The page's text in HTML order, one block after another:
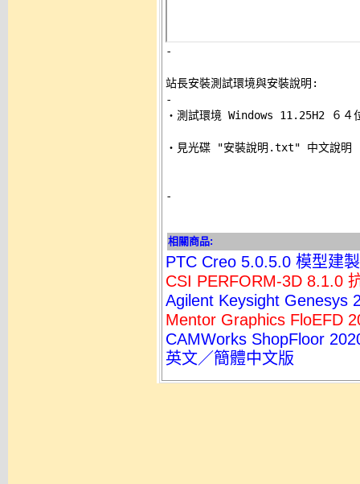
-
站長安裝測試環境與安裝說明:
-
‧測試環境 Windows 11.25H2 ６４
‧見光碟 "安裝說明.txt" 中文說明
-
相關商品:
PTC Creo 5.0.5.0 模型建
CSI PERFORM-3D 8.1.0
Agilent Keysight Genesys
Mentor Graphics FloEFD
CAMWorks ShopFloor
英文／簡體中文版